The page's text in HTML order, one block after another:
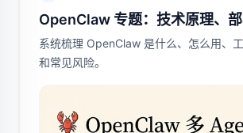
OpenClaw 专题：技术原理、
系统梳理 OpenClaw 是什么、怎么用、
和常见风险。